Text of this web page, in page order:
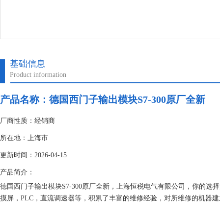
基础信息
Product information
产品名称： 德国西门子输出模块S7-300原厂全新
厂商性质：经销商
所在地：上海市
更新时间：2026-04-15
产品简介：
德国西门子输出模块S7-300原厂全新，上海恒税电气有限公司，你的选
摸屏，PLC，直流调速器等，积累了丰富的维修经验，对所维修的机器